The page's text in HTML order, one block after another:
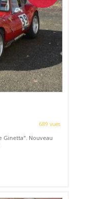
689 vues
Ginetta". Nouveau